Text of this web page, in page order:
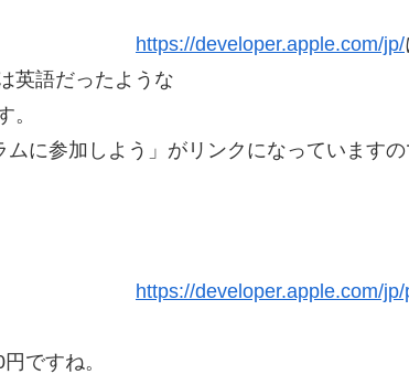
https://developer.apple.com/jp/
英語だったような
。
ムに参加しよう」がリンクになっています
https://developer.apple.com/
ですね。